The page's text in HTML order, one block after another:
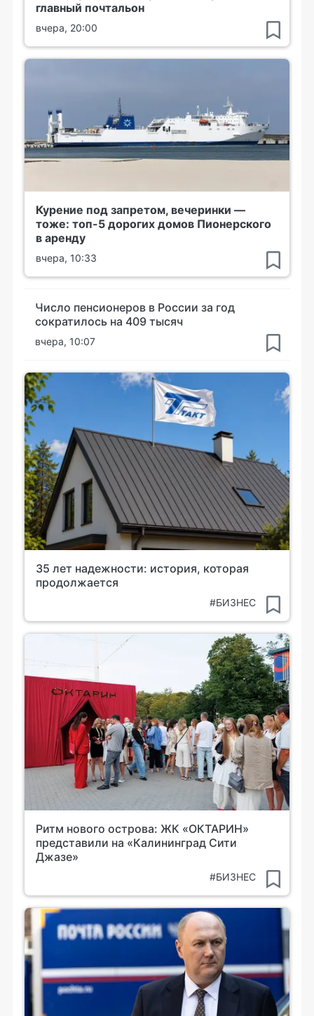
главный почтальон
вчера, 20:00
Курение под запретом, вечеринки —
тоже: топ-5 дорогих домов Пионерского
в аренду
вчера, 10:33
Число пенсионеров в России за год
сократилось на 409 тысяч
вчера, 10:07
35 лет надежности: история, которая
продолжается
#БИЗНЕС
Ритм нового острова: ЖК «ОКТАРИН»
представили на «Калининград Сити
Джазе»
#БИЗНЕС